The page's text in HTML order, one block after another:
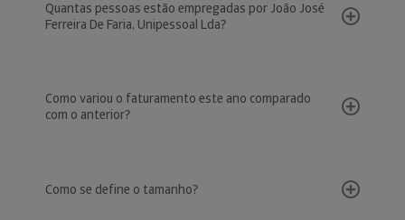
Quantas pessoas estão empregadas por João José
Ferreira De Faria, Unipessoal Lda?
Como variou o faturamento este ano comparado
com o anterior?
Como se define o tamanho?